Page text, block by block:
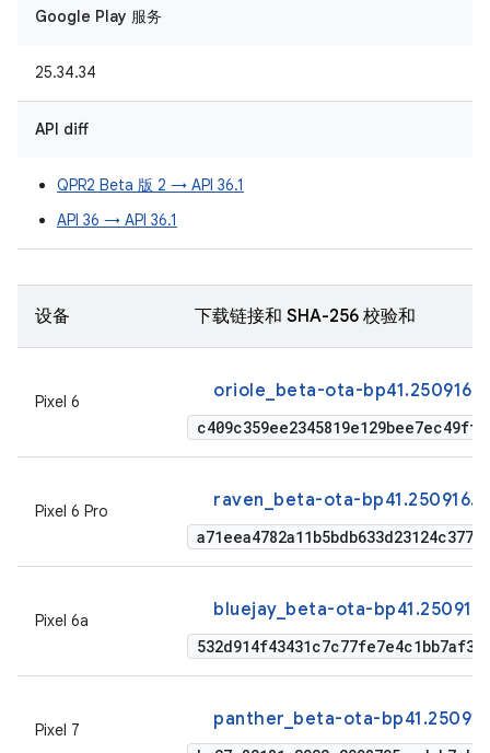
Google Play 服务
25.34.34
API diff
QPR2 Beta 版 2 → API 36.1
API 36 → API 36.1
设备 下载链接和 SHA-256 校验和
Pixel 6 oriole_beta-ota-
Pixel 6 Pro raven_beta-ota-
Pixel 6a bluejay_beta-ota-
Pixel 7 panther_beta-ota-